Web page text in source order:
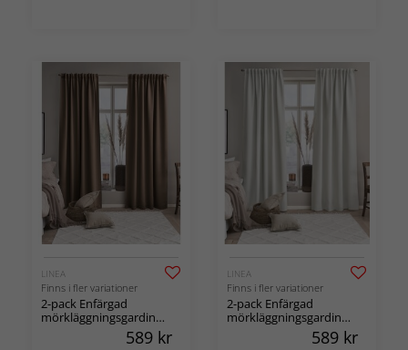
LINEA
Finns i fler variationer
2-pack Enfärgad
mörkläggningsgardin
med multiband Sova
589 kr
LINEA
Finns i fler variationer
2-pack Enfärgad
mörkläggningsgardin
med multiband Sova
589 kr